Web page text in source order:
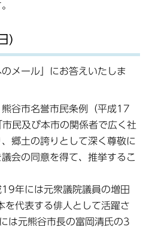
)
メール」にお答えいたしま
谷市名誉市民条例（平成17
民及び本市の関係者で広く社
郷土の誇りとして深く尊敬に
会の同意を得て、推挙するこ
年には元衆議院議員の増田
代表する俳人として活躍さ
は元熊谷市長の富岡清氏の3